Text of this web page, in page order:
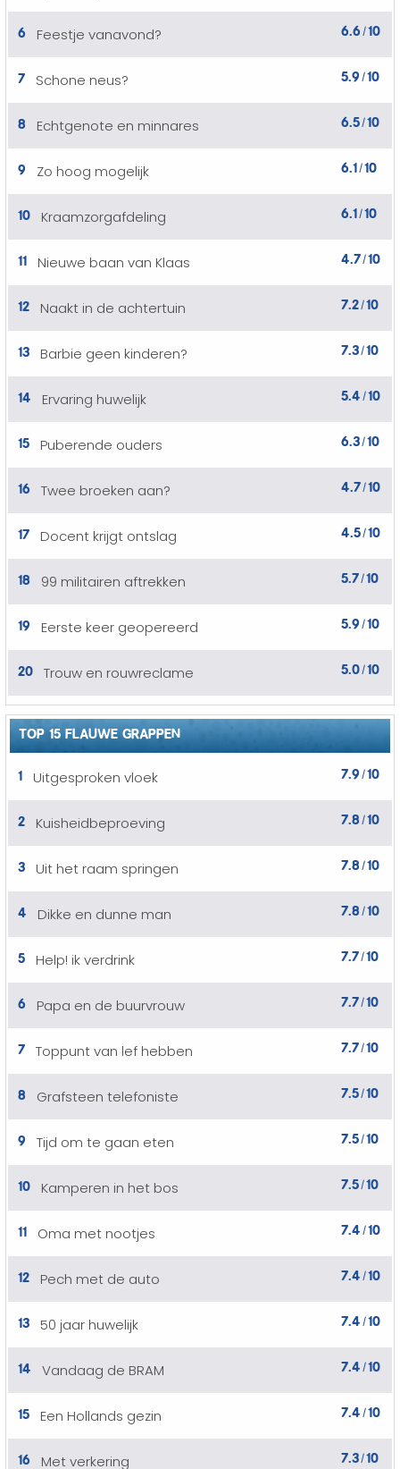
6 Feestje vanavond? 6.6 /10
7 Schone neus? 5.9 /10
8 Echtgenote en minnares 6.5/10
9 Zo hoog mogelijk 6.1/10
10 Kraamzorgafdeling 6.1/10
11 Nieuwe baan van Klaas 4.7/10
12 Naakt in de achtertuin 7.2/10
13 Barbie geen kinderen? 7.3/10
14 Ervaring huwelijk 5.4 /10
15 Puberende ouders 6.3/10
16 Twee broeken aan? 4.7/10
17 Docent krijgt ontslag 4.5/10
18 99 militairen aftrekken 5.7/10
19 Eerste keer geopereerd 5.9 /10
20 Trouw en rouwreclame 5.0/10
TOP 15 FLAUWE GRAPPEN
1
Uitgesproken vloek 7.9 /10
2 Kuisheidbeproeving 7.8 /10
3 Uit het raam springen 7.8/10
4 Dikke en dunne man 7.8 /10
5 Help! ik verdrink 7.7/10
6 Papa en de buurvrouw 7.7/10
7 Toppunt van lef hebben 7.7/10
8 Grafsteen telefoniste 7.5/10
9 Tijd om te gaan eten 7.5/10
10 Kamperen in het bos 7.5/10
11 Oma met nootjes 7.4 /10
12 Pech met de auto 7.4 /10
13 50 jaar huwelijk 7.4 /10
14 Vandaag de BRAM 7.4 /10
15 Een Hollands gezin 7.4 /10
16 Met verkering 7.3/10